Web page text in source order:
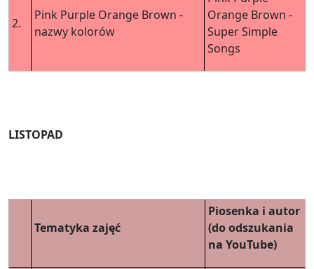
2.
Pink Purple Orange Brown -
nazwy kolorów
Orange Brown -
Super Simple
Songs
LISTOPAD
Tematyka zajęć
Piosenka i autor
(do odszukania
na YouTube)